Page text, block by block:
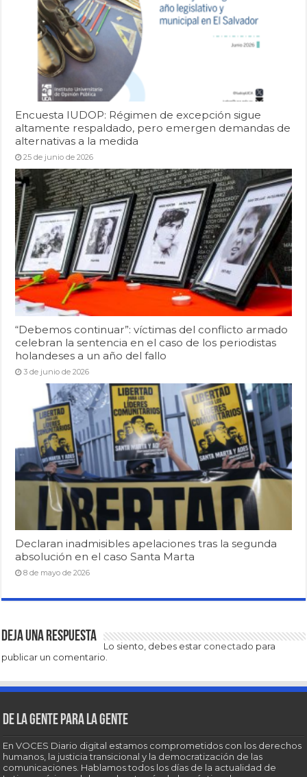
Encuesta IUDOP: Régimen de excepción sigue
altamente respaldado, pero emergen demandas de
alternativas a la medida
25 de junio de 2026
“Debemos continuar”: víctimas del conflicto armado
celebran la sentencia en el caso de los periodistas
holandeses a un año del fallo
3 de junio de 2026
Declaran inadmisibles apelaciones tras la segunda
absolución en el caso Santa Marta
8 de mayo de 2026
Deja una respuesta
Lo siento, debes estar conectado para
publicar un comentario.
De la gente para la gente
En VOCES Diario digital estamos comprometidos con los derechos
humanos, la justicia transicional y la democratización de las
comunicaciones. Hablamos todos los días de la actualidad de